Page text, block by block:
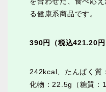
る健康系商品です。
390円（税込421.20円
242kcal、たんぱく質
化物：22.5g（糖質：